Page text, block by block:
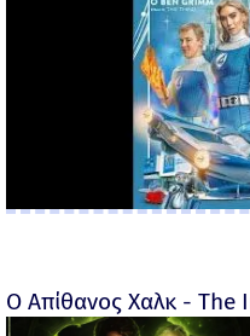
Ο Απίθανος Χαλκ -